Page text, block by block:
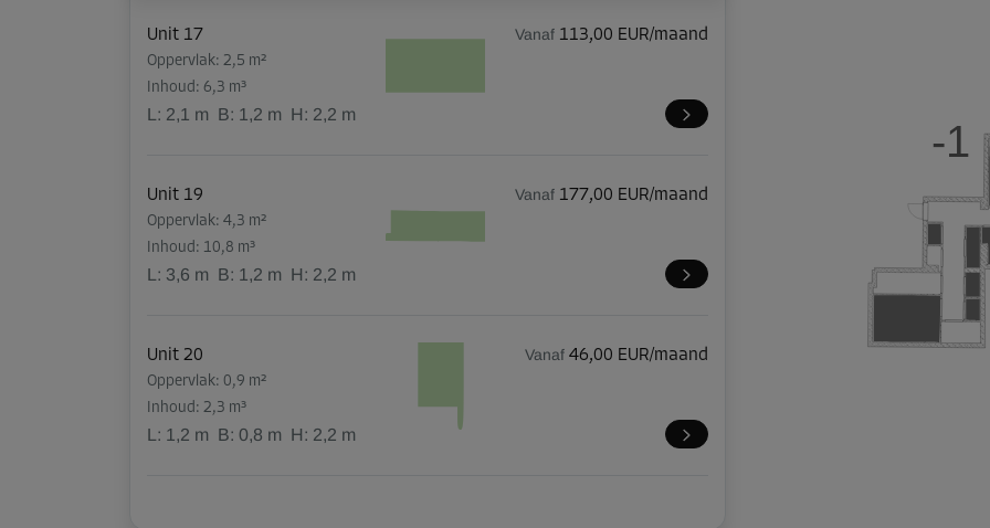
Unit 17
Oppervlak: 2,5 m²
Inhoud: 6,3 m³
L: 2,1 m B: 1,2 m H: 2,2 m
Vanaf 113,00 EUR/maand
Unit 19
Oppervlak: 4,3 m²
Inhoud: 10,8 m³
L: 3,6 m B: 1,2 m H: 2,2 m
Vanaf 177,00 EUR/maand
Unit 20
Oppervlak: 0,9 m²
Inhoud: 2,3 m³
L: 1,2 m B: 0,8 m H: 2,2 m
Vanaf 46,00 EUR/maand
-1